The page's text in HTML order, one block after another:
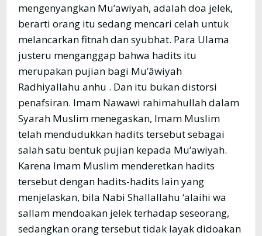
mengenyangkan Mu’awiyah, adalah doa jelek,
berarti orang itu sedang mencari celah untuk
melancarkan fitnah dan syubhat. Para Ulama
justeru menganggap bahwa hadits itu
merupakan pujian bagi Mu’âwiyah
Radhiyallahu anhu . Dan itu bukan distorsi
penafsiran. Imam Nawawi rahimahullah dalam
Syarah Muslim menegaskan, Imam Muslim
telah mendudukkan hadits tersebut sebagai
salah satu bentuk pujian kepada Mu’awiyah.
Karena Imam Muslim menderetkan hadits
tersebut dengan hadits-hadits lain yang
menjelaskan, bila Nabi Shallallahu ‘alaihi wa
sallam mendoakan jelek terhadap seseorang,
sedangkan orang tersebut tidak layak didoakan